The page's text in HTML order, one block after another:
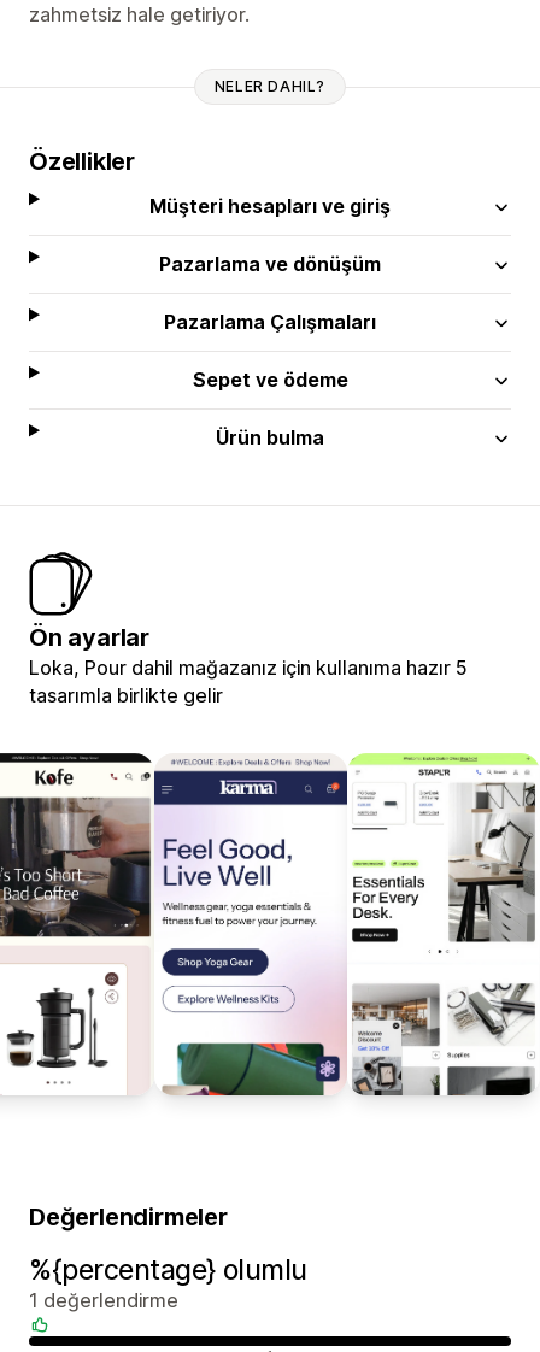
zahmetsiz hale getiriyor.
NELER DAHIL?
Özellikler
Müşteri hesapları ve giriş
Pazarlama ve dönüşüm
Pazarlama Çalışmaları
Sepet ve ödeme
Ürün bulma
Ön ayarlar
Loka, Pour dahil mağazanız için kullanıma hazır 5
tasarımla birlikte gelir
Değerlendirmeler
%{percentage} olumlu
1 değerlendirme